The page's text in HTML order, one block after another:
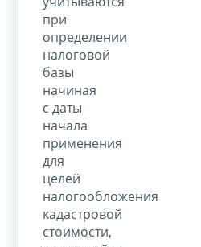
при
определении
налоговой
базы
начиная
с даты
начала
применения
для
целей
налогообложения
кадастровой
стоимости,